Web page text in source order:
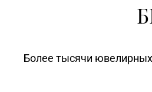
Более тысячи